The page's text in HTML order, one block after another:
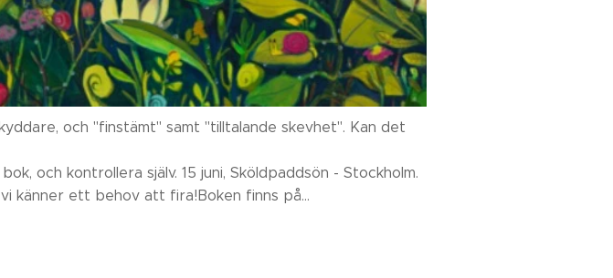
och "finstämt" samt "tilltalande skevhet". Kan det
och kontrollera själv. 15 juni, Sköldpaddsön - Stockholm.
känner ett behov att fira!Boken finns på...